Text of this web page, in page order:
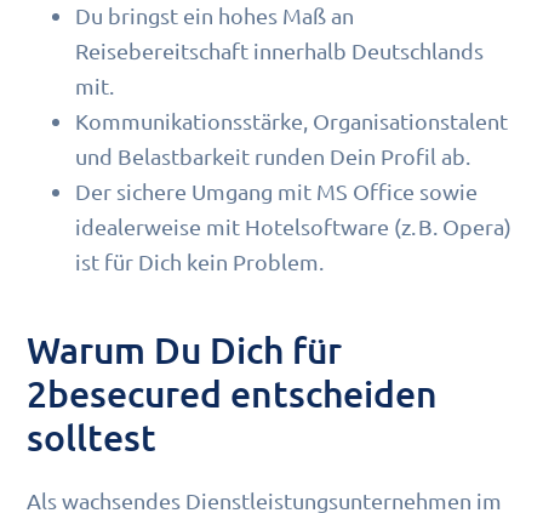
Du bringst ein hohes Maß an
Reisebereitschaft innerhalb Deutschlands
mit.
Kommunikationsstärke, Organisationstalent
und Belastbarkeit runden Dein Profil ab.
Der sichere Umgang mit MS Office sowie
idealerweise mit Hotelsoftware (z. B. Opera)
ist für Dich kein Problem.
Warum Du Dich für
2besecured entscheiden
solltest
Als wachsendes Dienstleistungsunternehmen im